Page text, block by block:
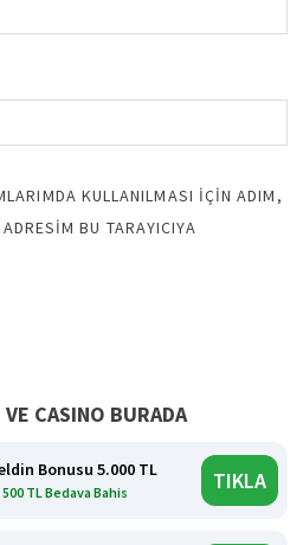
KULLANILMASI IÇIN ADIM,
BU TARAYICIYA
CASINO BURADA
Bonusu 5.000 TL
500 TL Bedava Bahis TIKLA